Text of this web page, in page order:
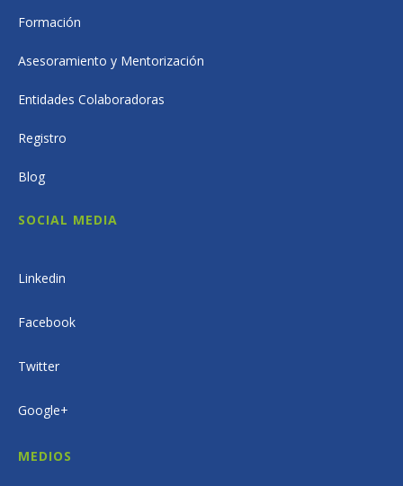
Formación
Asesoramiento y Mentorización
Entidades Colaboradoras
Registro
Blog
SOCIAL MEDIA
Linkedin
Facebook
Twitter
Google+
MEDIOS